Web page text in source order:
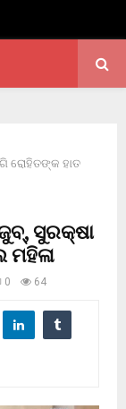
ରୋହିତଙ୍କ ହାତ
ସୁରକ୍ଷା
0 64